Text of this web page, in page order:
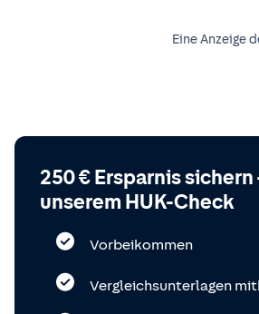
Eine Anzeige
250 € Ersparnis sichern
unserem HUK-Check
Vorbeikommen
Vergleichsunterlagen